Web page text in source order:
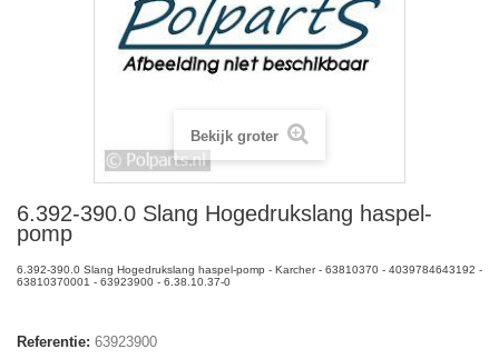
Bekijk groter
6.392-390.0 Slang Hogedrukslang haspel-
pomp
6.392-390.0 Slang Hogedrukslang haspel-pomp - Karcher - 63810370 - 4039784643192 -
63810370001 - 63923900 - 6.38.10.37-0
Referentie: 63923900